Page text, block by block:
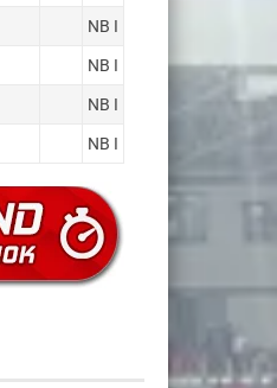
NB I
NB I
NB I
NB I